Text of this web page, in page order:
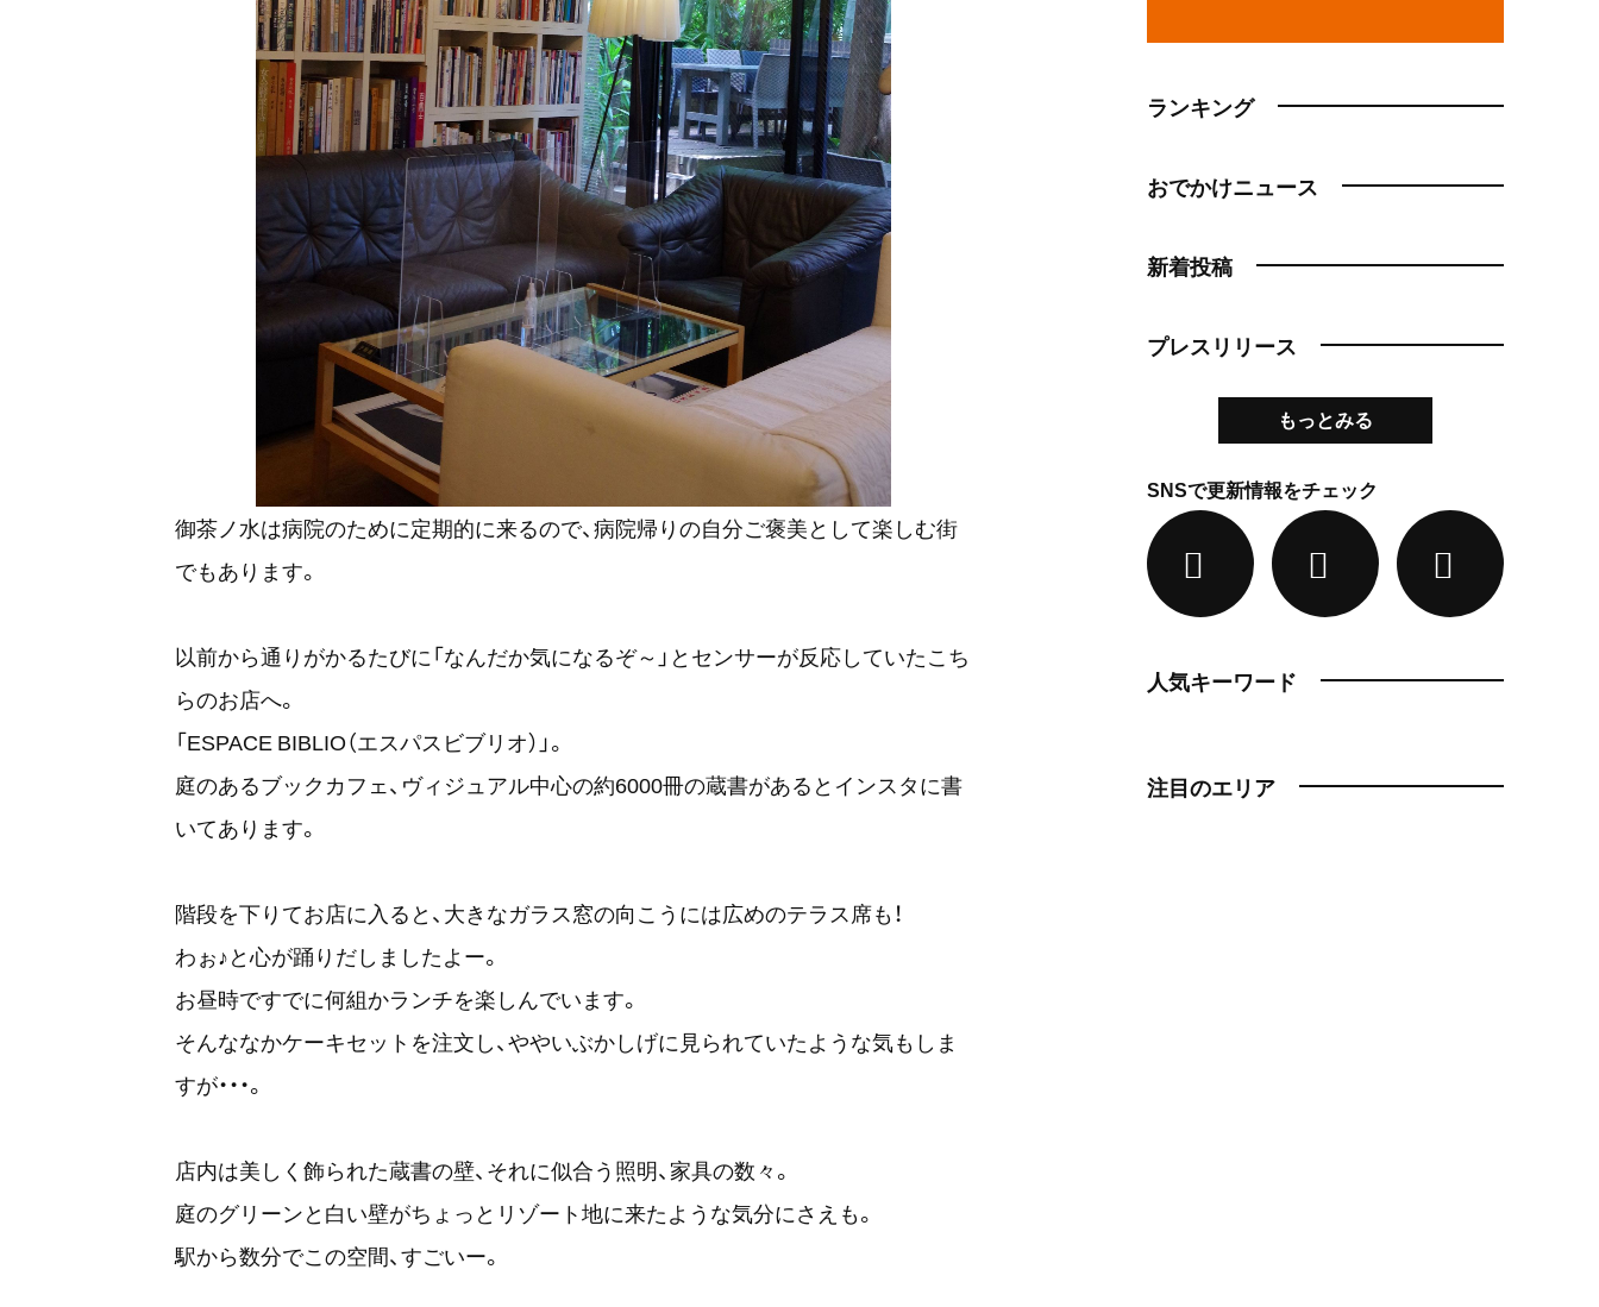
御茶ノ水は病院のために定期的に来るので、病院帰りの自分ご褒美として楽しむ街
でもあります。
以前から通りがかるたびに「なんだか気になるぞ～」とセンサーが反応していたこち
らのお店へ。
「ESPACE BIBLIO（エスパスビブリオ）」。
庭のあるブックカフェ、ヴィジュアル中心の約6000冊の蔵書があるとインスタに書
いてあります。
階段を下りてお店に入ると、大きなガラス窓の向こうには広めのテラス席も！
わぉ♪と心が踊りだしましたよー。
お昼時ですでに何組かランチを楽しんでいます。
そんななかケーキセットを注文し、ややいぶかしげに見られていたような気もしま
すが・・・。
店内は美しく飾られた蔵書の壁、それに似合う照明、家具の数々。
庭のグリーンと白い壁がちょっとリゾート地に来たような気分にさえも。
駅から数分でこの空間、すごいー。
ランキング
おでかけニュース
新着投稿
プレスリリース
もっとみる
SNSで更新情報をチェック
人気キーワード
注目のエリア